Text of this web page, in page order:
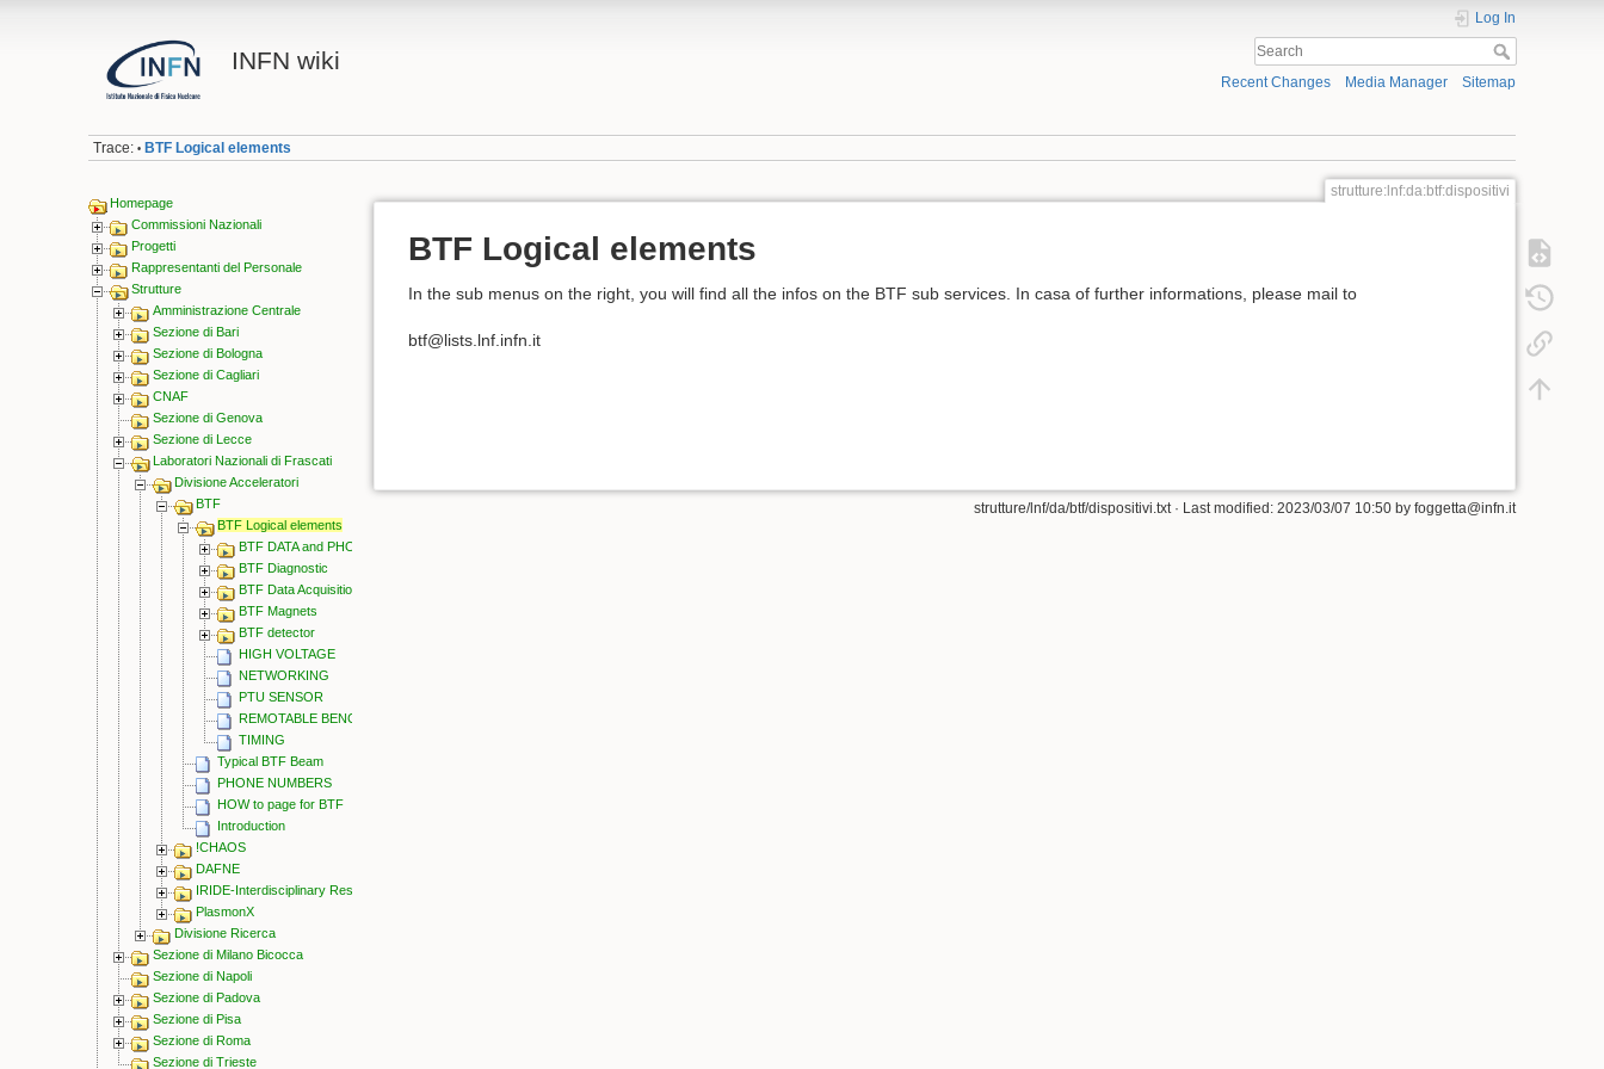
INFN wiki
Log In
Recent Changes Media Manager Sitemap
Trace: • BTF Logical elements
Homepage
Commissioni Nazionali
Progetti
Rappresentanti del Personale
Strutture
Amministrazione Centrale
Sezione di Bari
Sezione di Bologna
Sezione di Cagliari
CNAF
Sezione di Genova
Sezione di Lecce
Laboratori Nazionali di Frascati
Divisione Acceleratori
BTF
BTF Logical elements
BTF DATA and PHOTO
BTF Diagnostic
BTF Data Acquisition
BTF Magnets
BTF detector
HIGH VOLTAGE
NETWORKING
PTU SENSOR
REMOTABLE BENCH
TIMING
Typical BTF Beam
PHONE NUMBERS
HOW to page for BTF
Introduction
!CHAOS
DAFNE
IRIDE-Interdisciplinary Research Infrastructure based on Dual Electron linac
PlasmonX
Divisione Ricerca
Sezione di Milano Bicocca
Sezione di Napoli
Sezione di Padova
Sezione di Pisa
Sezione di Roma
Sezione di Trieste
strutture:lnf:da:btf:dispositivi
BTF Logical elements
In the sub menus on the right, you will find all the infos on the BTF sub services. In casa of further informations, please mail to
btf@lists.lnf.infn.it
strutture/lnf/da/btf/dispositivi.txt · Last modified: 2023/03/07 10:50 byfoggetta@infn.it